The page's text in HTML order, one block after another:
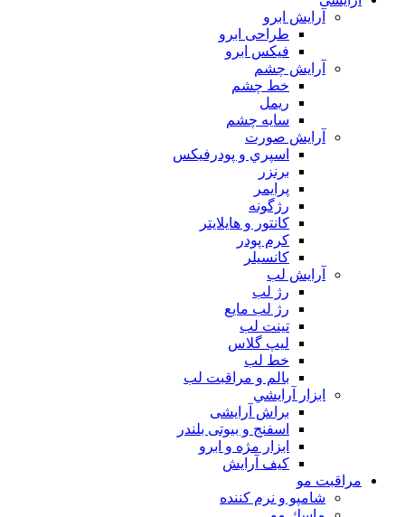
آرايش ابرو
طراحی ابرو
فیکس ابرو
آرايش چشم
خط چشم
ريمل
سايه چشم
آرايش صورت
اسپري و پودرفيكس
برنزر
پرايمر
رژگونه
كانتور و هايلايتر
كرم پودر
كانسيلر
آرايش لب
رژ لب
رژ لب مایع
تینت لب
لیپ گلاس
خط لب
بالم و مراقبت لب
ابزار آرايشي
براش آرایشی
اسفنج و بیوتی بلندر
ابزار مژه و ابرو
کیف آرایش
مراقبت مو
شامپو و نرم كننده